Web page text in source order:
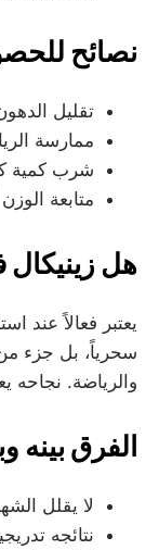
نصائح
تقليل
ممارسة
شرب كمية
متابعة
هل
يعتبر فعالاً عند
سحرياً، بل جزء
والرياضة. نجاحه
الفرق بينه
لا يقلل
نتائجه